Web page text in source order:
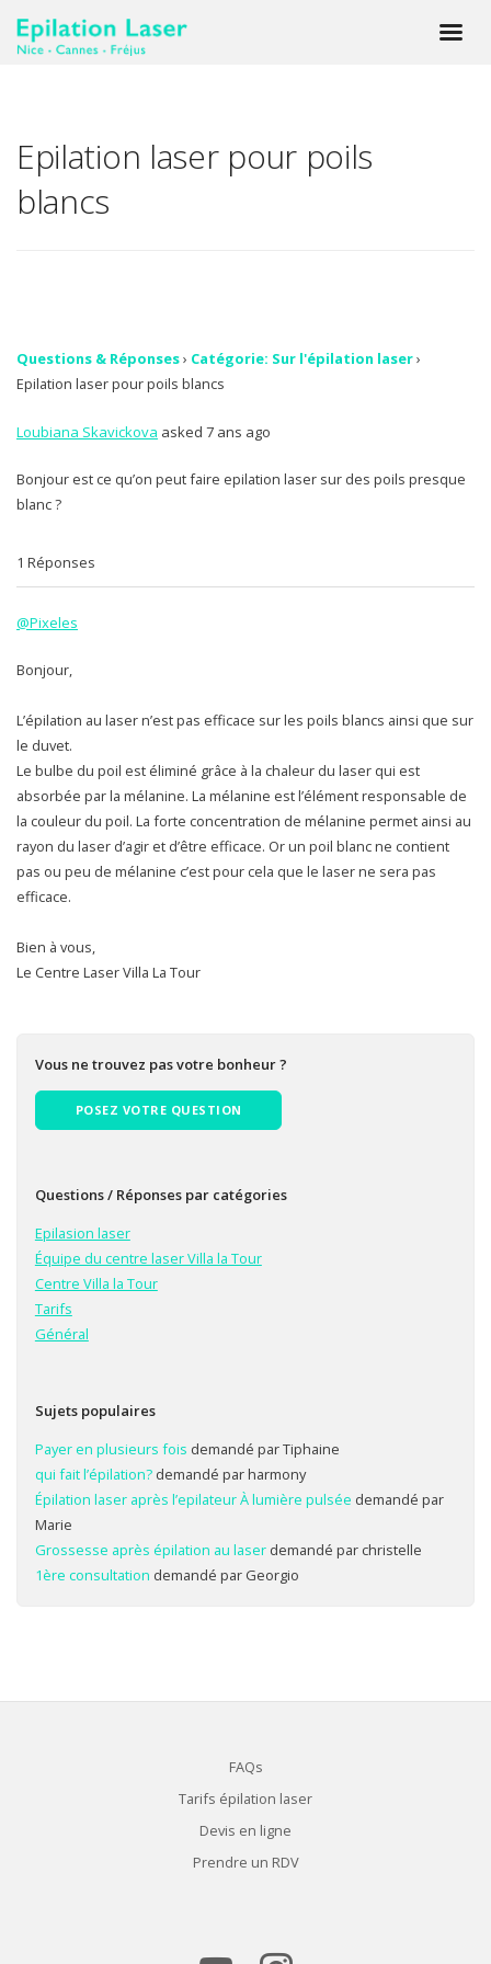
Epilation laser pour poils
blancs
Questions & Réponses› Catégorie: Sur l'épilation laser›
Epilation laser pour poils blancs
Loubiana Skavickova asked 7 ans ago
Bonjour est ce qu’on peut faire epilation laser sur des poils presque
blanc ?
1 Réponses
@Pixeles
Bonjour,
L’épilation au laser n’est pas efficace sur les poils blancs ainsi que sur
le duvet.
Le bulbe du poil est éliminé grâce à la chaleur du laser qui est
absorbée par la mélanine. La mélanine est l’élément responsable de
la couleur du poil. La forte concentration de mélanine permet ainsi au
rayon du laser d’agir et d’être efficace. Or un poil blanc ne contient
pas ou peu de mélanine c’est pour cela que le laser ne sera pas
efficace.
Bien à vous,
Le Centre Laser Villa La Tour
Vous ne trouvez pas votre bonheur ?
POSEZ VOTRE QUESTION
Questions / Réponses par catégories
Epilasion laser
Équipe du centre laser Villa la Tour
Centre Villa la Tour
Tarifs
Général
Sujets populaires
Payer en plusieurs fois demandé par Tiphaine
qui fait l’épilation?demandé par harmony
Épilation laser après l’epilateur À lumière pulsée demandé par
Marie
Grossesse après épilation au laserdemandé par christelle
1ère consultation demandé par Georgio
FAQs
Tarifs épilation laser
Devis en ligne
Prendre un RDV